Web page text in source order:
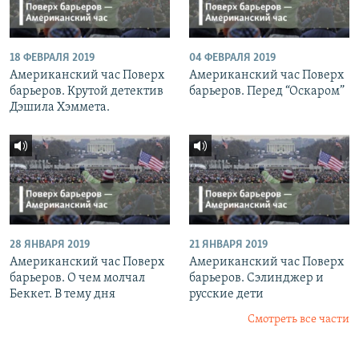
18 ФЕВРАЛЯ 2019
Американский час Поверх
барьеров. Крутой детектив
Дэшила Хэммета.
04 ФЕВРАЛЯ 2019
Американский час Поверх
барьеров. Перед “Оскаром”
28 ЯНВАРЯ 2019
Американский час Поверх
барьеров. О чем молчал
Беккет. В тему дня
21 ЯНВАРЯ 2019
Американский час Поверх
барьеров. Сэлинджер и
русские дети
Смотреть все части